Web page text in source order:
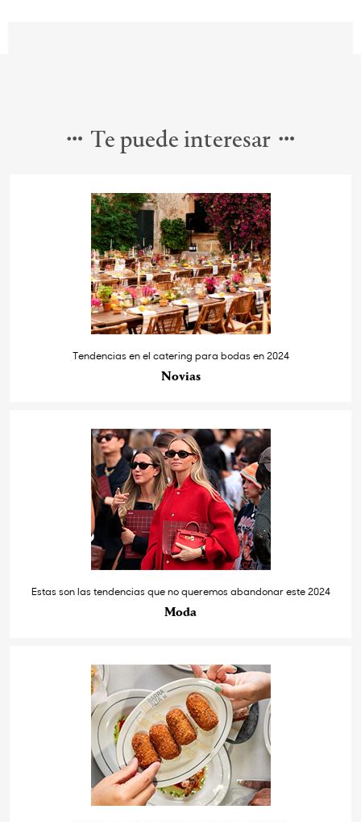
Te puede interesar
Tendencias en el catering para bodas en 2024
Novias
Estas son las tendencias que no queremos abandonar este 2024
Moda